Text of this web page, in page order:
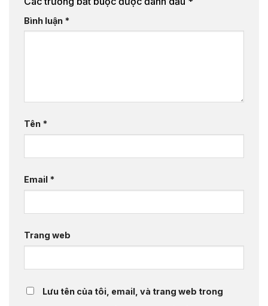
Bình luận *
Tên *
Email *
Trang web
Lưu tên của tôi, email, và trang web trong